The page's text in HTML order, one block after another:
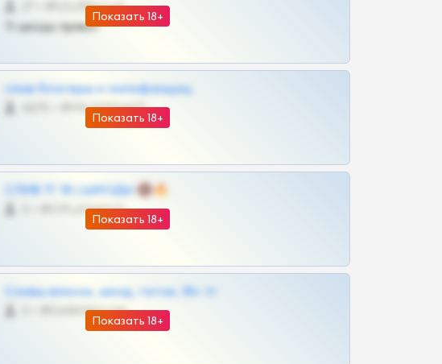
Показать 18+
@SZu3ll3sCatt_bot
Тг шкоды приват
Показать 18+
слив блогерш и онлифанщиц
@MILKPRIVATES39BOT
Показать 18+
СЛИВ ТГ 18 | ШКОДЫ 🔞🔥
@OPLATAPODPSK1BOT
Показать 18+
Сливы вписок, шкод, теток, 18+ тг
@DARK15FLOWSBOT